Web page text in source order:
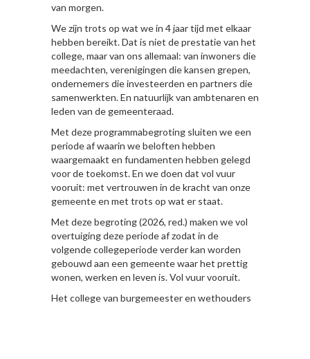
van morgen.
We zijn trots op wat we in 4 jaar tijd met elkaar
hebben bereikt. Dat is niet de prestatie van het
college, maar van ons allemaal: van inwoners die
meedachten, verenigingen die kansen grepen,
ondernemers die investeerden en partners die
samenwerkten. En natuurlijk van ambtenaren en
leden van de gemeenteraad.
Met deze programmabegroting sluiten we een
periode af waarin we beloften hebben
waargemaakt en fundamenten hebben gelegd
voor de toekomst. En we doen dat vol vuur
vooruit: met vertrouwen in de kracht van onze
gemeente en met trots op wat er staat.
Met deze begroting (2026, red.) maken we vol
overtuiging deze periode af zodat in de
volgende collegeperiode verder kan worden
gebouwd aan een gemeente waar het prettig
wonen, werken en leven is. Vol vuur vooruit.
Het college van burgemeester en wethouders